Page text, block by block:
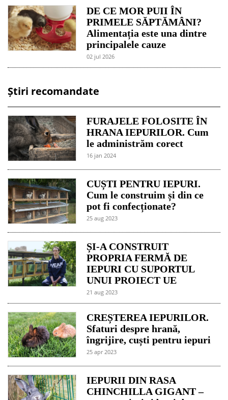
DE CE MOR PUII ÎN
PRIMELE SĂPTĂMÂNI?
Alimentația este una dintre
principalele cauze
02 jul 2026
Știri recomandate
FURAJELE FOLOSITE ÎN
HRANA IEPURILOR. Cum
le administrăm corect
16 jan 2024
CUȘTI PENTRU IEPURI.
Cum le construim și din ce
pot fi confecționate?
25 aug 2023
ȘI-A CONSTRUIT
PROPRIA FERMĂ DE
IEPURI CU SUPORTUL
UNUI PROIECT UE
21 aug 2023
CREȘTEREA IEPURILOR.
Sfaturi despre hrană,
îngrijire, cuști pentru iepuri
25 apr 2023
IEPURII DIN RASA
CHINCHILLA GIGANT –